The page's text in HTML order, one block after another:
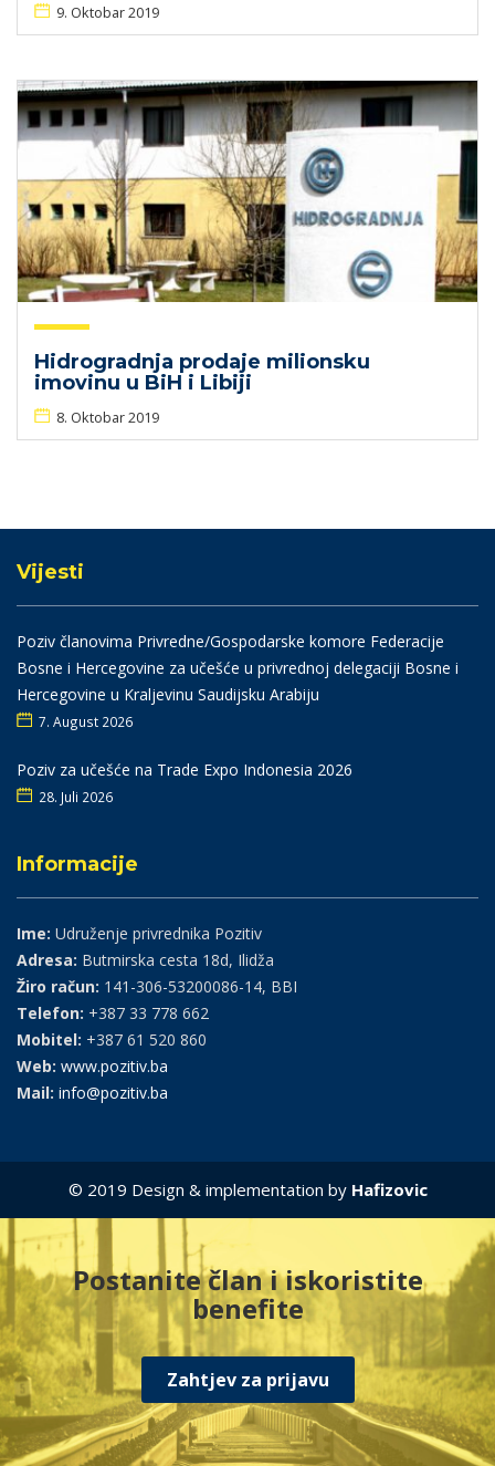
9. Oktobar 2019
Hidrogradnja prodaje milionsku
imovinu u BiH i Libiji​
8. Oktobar 2019
Vijesti
Poziv članovima Privredne/Gospodarske komore Federacije
Bosne i Hercegovine za učešće u privrednoj delegaciji Bosne i
Hercegovine u Kraljevinu Saudijsku Arabiju
7. August 2026
Poziv za učešće na Trade Expo Indonesia 2026
28. Juli 2026
Informacije
Ime: Udruženje privrednika Pozitiv
Adresa: Butmirska cesta 18d, Ilidža
Žiro račun: 141-306-53200086-14, BBI
Telefon: +387 33 778 662
Mobitel: +387 61 520 860
Web: www.pozitiv.ba
Mail: info@pozitiv.ba
© 2019 Design & implementation by Hafizovic
Postanite član i iskoristite
benefite
Zahtjev za prijavu